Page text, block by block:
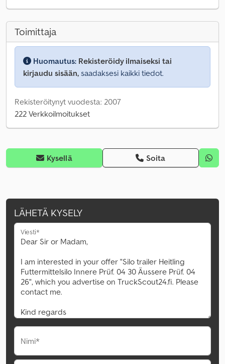
Toimittaja
Huomautus: Rekisteröidy ilmaiseksi tai
kirjaudu sisään, saadaksesi kaikki tiedot.
Rekisteröitynyt vuodesta: 2007
222 Verkkoilmoitukset
Kysellä Soita
LÄHETÄ KYSELY
Viesti*
Nimi*